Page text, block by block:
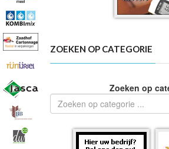
ZOEKEN OP CATEGORIE
Zoeken op